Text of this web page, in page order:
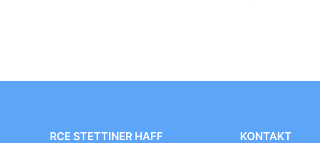
RCE STETTINER HAFF KONTAKT